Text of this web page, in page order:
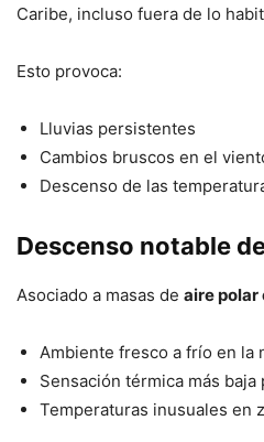
Caribe, incluso fuera de lo
Esto provoca:
Lluvias persistentes
Cambios bruscos en el
Descenso de las
Descenso notable
Asociado a masas de aire polar
Ambiente fresco a frío en la
Sensación térmica más baja
Temperaturas inusuales en